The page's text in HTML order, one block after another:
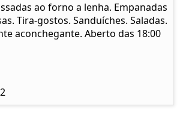
ao forno a lenha. Empanadas
Tira-gostos. Sanduíches. Saladas.
aconchegante. Aberto das 18:00